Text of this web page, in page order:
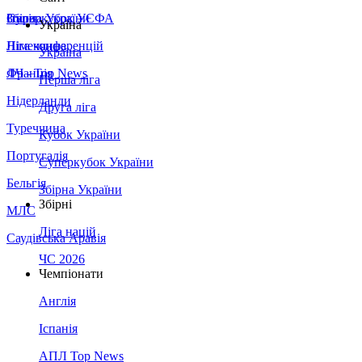
Збірна України
Італія
Німеччина
Франція
Нідерланди
Туреччина
Португалія
Бельгія
МЛС
Саудівська Аравія
Суперкубок УЄФА
Ліга конференцій
ЛЧ - Top News
Україна
Україна
Перша ліга
Друга ліга
Кубок України
Суперкубок України
Збірна України
Збірні
Ліга націй
ЧС 2026
Чемпіонати
Англія
Іспанія
АПЛ Top News